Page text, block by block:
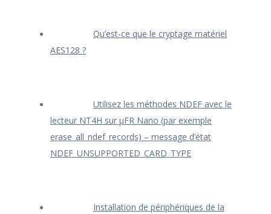
Qu’est-ce que le cryptage matériel
AES128 ?
Utilisez les méthodes NDEF avec le
lecteur NT4H sur μFR Nano (par exemple
erase_all_ndef_records) – message d’état
NDEF_UNSUPPORTED_CARD_TYPE
Installation de périphériques de la